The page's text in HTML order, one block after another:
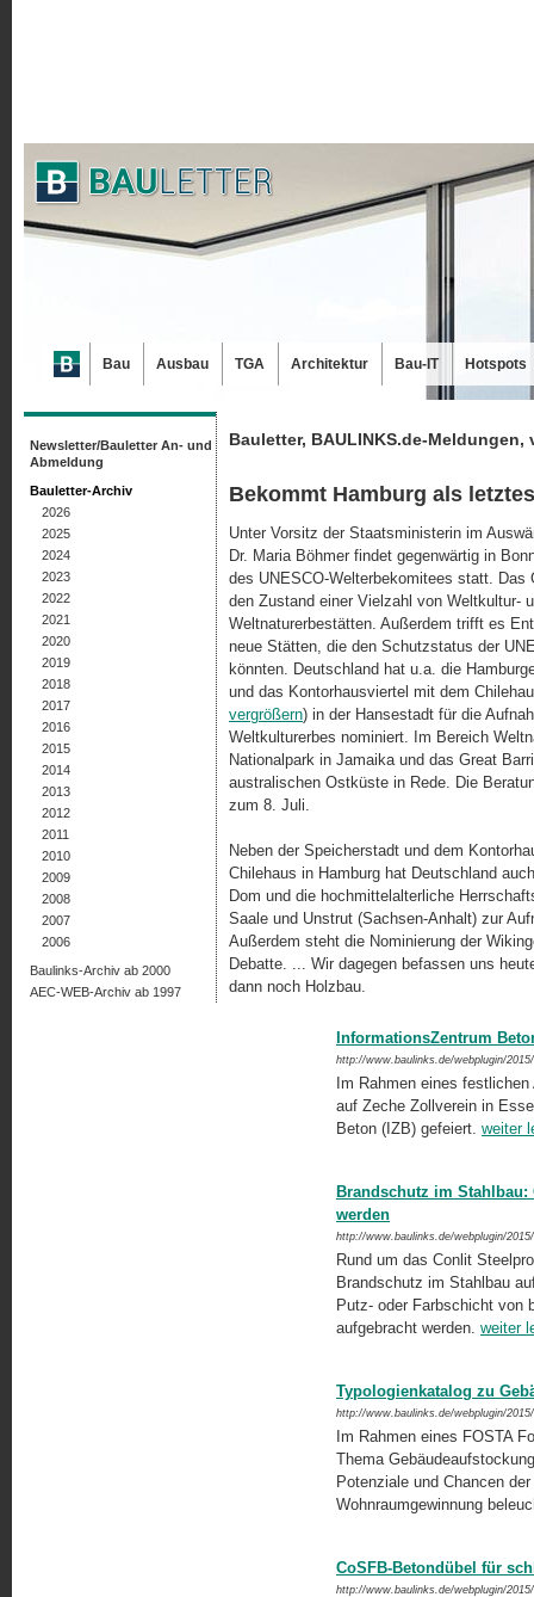
Bauletter, BAULINKS.de-Meldungen,
Bekommt Hamburg als
Unter Vorsitz der Staatsministerin im
Dr. Maria Böhmer findet gegenwärtig in
des UNESCO-Welterbekomitees statt. Das
den Zustand einer Vielzahl von Weltkultur-
Weltnaturerbestätten. Außerdem trifft es
neue Stätten, die den Schutz­status der
könnten. Deutschland hat u.a. die
und das Kontor­haus­vier­tel mit dem
vergrößern) in der Hansestadt für die
Welt­kulturerbes nominiert. Im Bereich
Nationalpark in Jamaika und das Great
australischen Ostküste in Rede. Die
zum 8. Juli.
Neben der Speicherstadt und dem
Chilehaus in Hamburg hat Deutschland
Dom und die hochmittelalterliche
Saale und Unstrut (Sachsen-Anhalt) zur
Außerdem steht die Nominierung der
Debatte. ... Wir dagegen befassen uns
dann noch Holzbau.
InformationsZentrum
http://www.baulinks.de/webplugin/
Im Rahmen eines
auf Zeche Zollverein in
Beton (IZB) gefeiert. weiter
Brandschutz im
werden
http://www.baulinks.de/webplugin/
Rund um das Conlit
Brandschutz im Stahlbau
Putz- oder Farbschicht von
aufgebracht werden. weiter
Typologienkatalog zu
http://www.baulinks.de/webplugin/
Im Rahmen eines FOSTA
Thema
Potenziale und Chancen
Wohnraumgewinnung
CoSFB-Betondübel für
http://www.baulinks.de/webplugin/
Newsletter/Bauletter An- und
Abmeldung
Bauletter-Archiv
2026
2025
2024
2023
2022
2021
2020
2019
2018
2017
2016
2015
2014
2013
2012
2011
2010
2009
2008
2007
2006
Baulinks-Archiv ab 2000
AEC-WEB-Archiv ab 1997
Bau Ausbau TGA Architektur Bau-IT Hotspots